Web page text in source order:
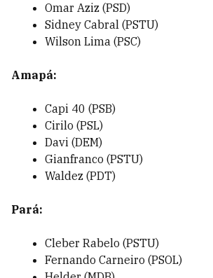
Omar Aziz (PSD)
Sidney Cabral (PSTU)
Wilson Lima (PSC)
Amapá:
Capi 40 (PSB)
Cirilo (PSL)
Davi (DEM)
Gianfranco (PSTU)
Waldez (PDT)
Pará:
Cleber Rabelo (PSTU)
Fernando Carneiro (PSOL)